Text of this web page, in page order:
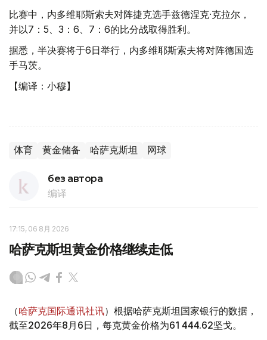
比赛中，内多维耶斯索夫对阵捷克选手兹德涅克·克拉尔，
并以7：5、3：6、7：6的比分战取得胜利。
据悉，半决赛将于6日举行，内多维耶斯索夫将对阵德国选
手马茨。
【编译：小穆】
体育 黄金储备 哈萨克斯坦 网球
без автора
编译
17:15, 06 8月 2026
哈萨克斯坦黄金价格继续走低
（哈萨克国际通讯社讯）根据哈萨克斯坦国家银行的数据，
截至2026年8月6日，每克黄金价格为61 444.62坚戈。